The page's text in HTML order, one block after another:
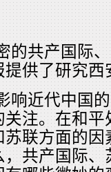
的共产国际
提供了研究西
响近代中国
关注。在和
苏联方面的
，共产国际